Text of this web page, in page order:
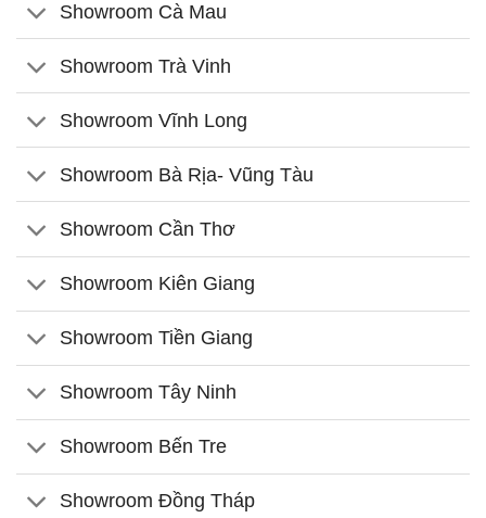
Showroom Cà Mau
Showroom Trà Vinh
Showroom Vĩnh Long
Showroom Bà Rịa- Vũng Tàu
Showroom Cần Thơ
Showroom Kiên Giang
Showroom Tiền Giang
Showroom Tây Ninh
Showroom Bến Tre
Showroom Đồng Tháp